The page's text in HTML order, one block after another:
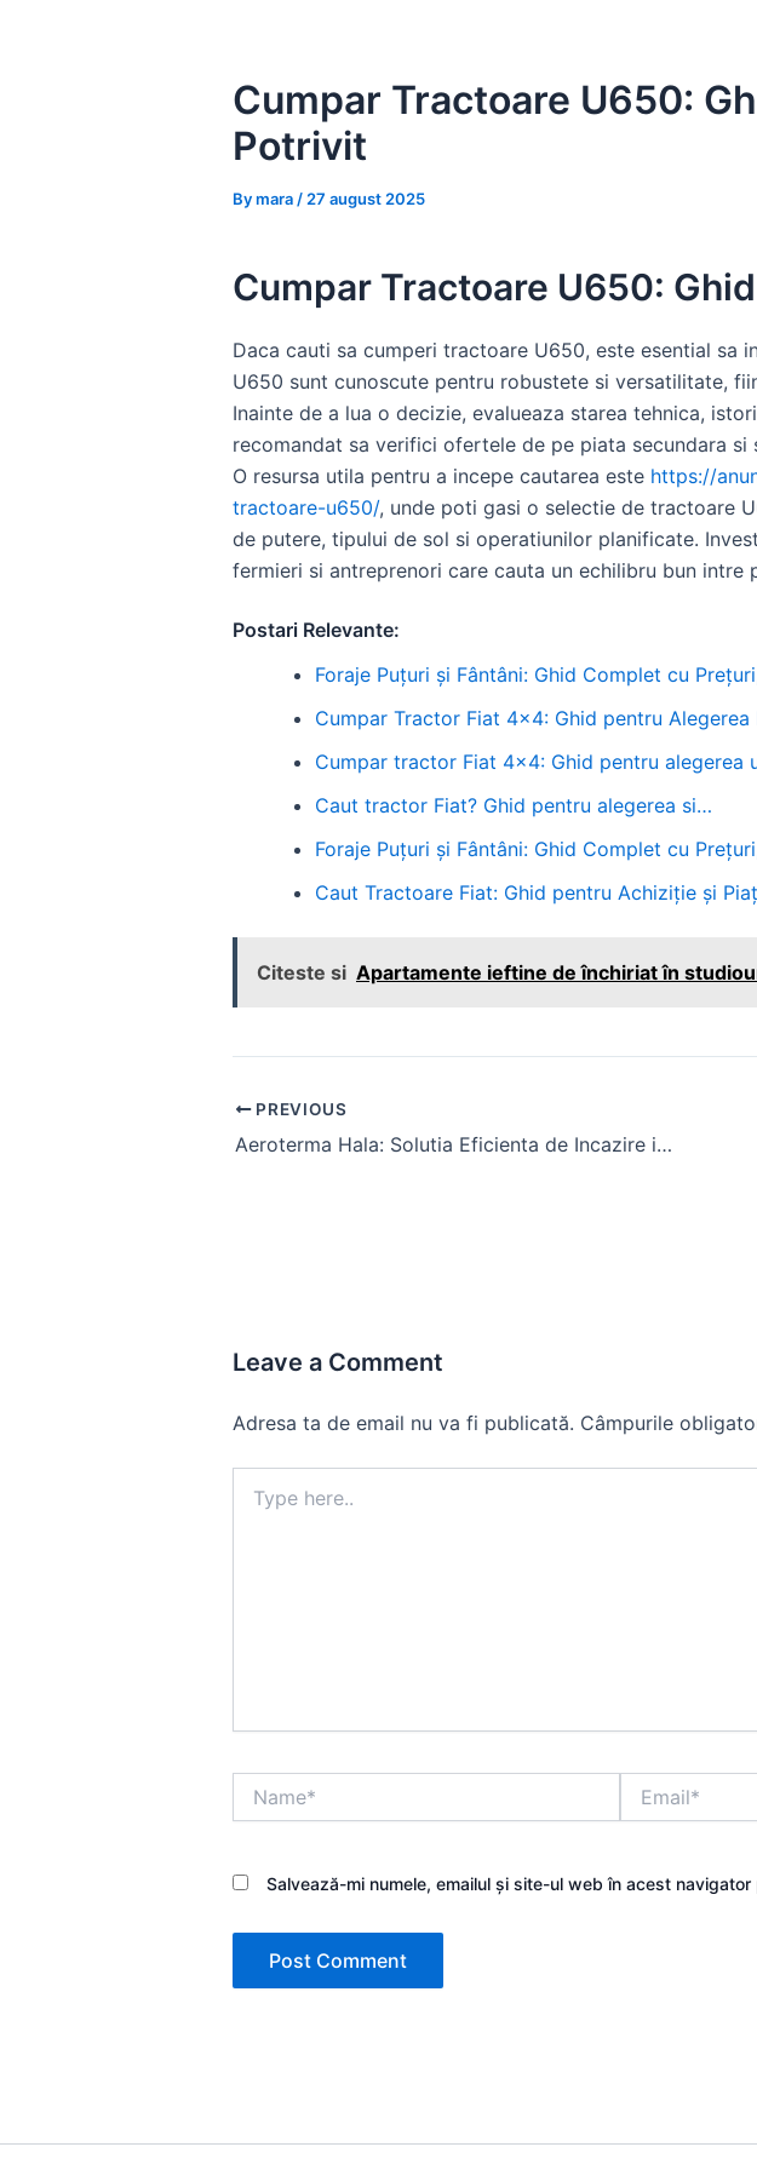
Cumpar Tractoare U650:
Potrivit
Bymara / 27 august 2025
Cumpar Tractoare U650:
Daca cauti sa cumperi tractoare U650, este esential
U650 sunt cunoscute pentru robustete si versatilitate,
Inainte de a lua o decizie, evalueaza starea tehnica,
recomandat sa verifici ofertele de pe piata secundara
O resursa utila pentru a incepe cautarea este https://
tractoare-u650/, unde poti gasi o selectie de tractoare
de putere, tipului de sol si operatiunilor planificate.
fermieri si antreprenori care cauta un echilibru bun intre
Postari Relevante:
Foraje Puțuri și Fântâni: Ghid Complet cu
Cumpar Tractor Fiat 4x4: Ghid pentru Alegerea
Cumpar tractor Fiat 4x4: Ghid pentru alegerea
Caut tractor Fiat? Ghid pentru alegerea si…
Foraje Puțuri și Fântâni: Ghid Complet cu
Caut Tractoare Fiat: Ghid pentru Achiziție și
Citeste si Apartamente ieftine de închiriat în
Post
navigation
PREVIOUS
Aeroterma Hala: Solutia Eficienta de Incazire in Hale Metalice
Leave a Comment
Adresa ta de email nu va fi publicată. Câmpurile
here..
Salvează-mi numele, emailul și site-ul web în acest